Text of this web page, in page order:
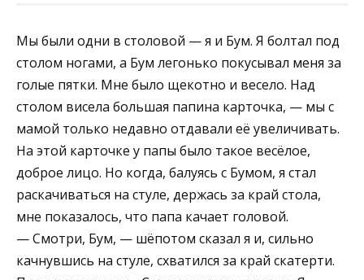
Мы были одни в столовой — я и Бум. Я болтал под
столом ногами, а Бум легонько покусывал меня за
голые пятки. Мне было щекотно и весело. Над
столом висела большая папина карточка, — мы с
мамой только недавно отдавали её увеличивать.
На этой карточке у папы было такое весёлое,
доброе лицо. Но когда, балуясь с Бумом, я стал
раскачиваться на стуле, держась за край стола,
мне показалось, что папа качает головой.
— Смотри, Бум, — шёпотом сказал я и, сильно
качнувшись на стуле, схватился за край скатерти.